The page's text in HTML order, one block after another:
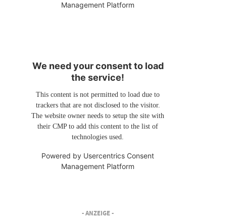
Management Platform
We need your consent to load
the service!
This content is not permitted to load due to
trackers that are not disclosed to the visitor.
The website owner needs to setup the site with
their CMP to add this content to the list of
technologies used.
Powered by Usercentrics Consent
Management Platform
- ANZEIGE -